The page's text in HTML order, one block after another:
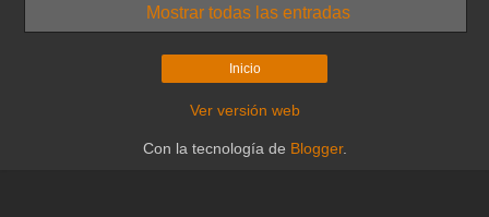
Mostrar todas las entradas
Inicio
Ver versión web
Con la tecnología de Blogger.